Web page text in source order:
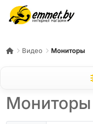
Видео Мониторы